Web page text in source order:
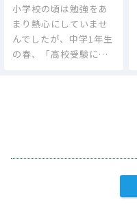
小学校の頃は勉強をあ
まり熱心にしていませ
んでしたが、中学1年生
の春、「高校受験に…